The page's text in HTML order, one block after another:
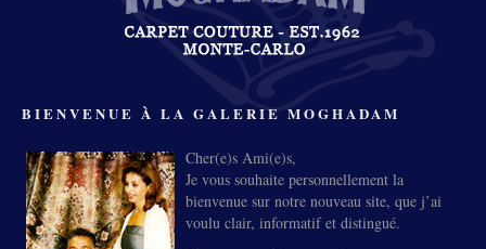
BIENVENUE À LA GALERIE MOGHADAM
Cher(e)s Ami(e)s,
Je vous souhaite personnellement la
bienvenue sur notre nouveau site, que j’ai
voulu clair, informatif et distingué.